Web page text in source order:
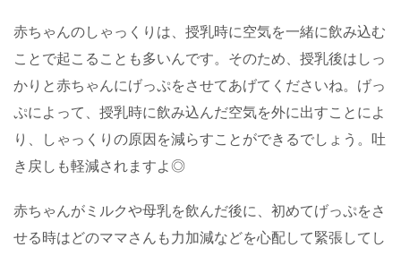
赤ちゃんのしゃっくりは、授乳時に空気を一緒に飲み込む
ことで起こることも多いんです。そのため、授乳後はしっ
かりと赤ちゃんにげっぷをさせてあげてくださいね。げっ
ぷによって、授乳時に飲み込んだ空気を外に出すことによ
り、しゃっくりの原因を減らすことができるでしょう。吐
き戻しも軽減されますよ◎
赤ちゃんがミルクや母乳を飲んだ後に、初めてげっぷをさ
せる時はどのママさんも力加減などを心配して緊張してし